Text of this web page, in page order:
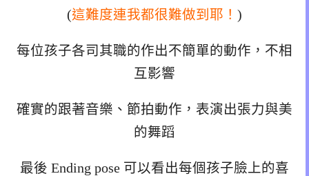
(這難度連我都很難做到耶！ )
每位孩子各司其職的作出不簡單的動作，不相
互影響
確實的跟著音樂、節拍動作，表演出張力與美
的舞蹈
最後 Ending pose 可以看出每個孩子臉上的喜